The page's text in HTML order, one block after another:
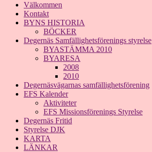
Välkommen
Kontakt
BYNS HISTORIA
BÖCKER
Degernäs Samfällighetsförenings styrelse
BYASTÄMMA 2010
BYARESA
2008
2010
Degernäsvägarnas samfällighetsförening
EFS Kalender
Aktiviteter
EFS Missionsförenings Styrelse
Degernäs Fritid
Styrelse DJK
KARTA
LÄNKAR